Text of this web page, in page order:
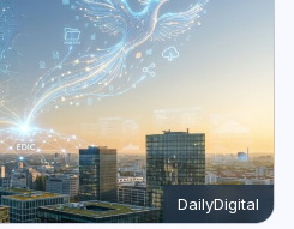
DailyDigital